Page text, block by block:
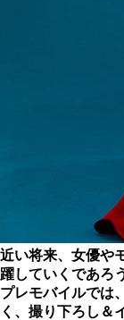
近い将来、女優や
躍していくであろ
プレモバイルでは
く、撮り下ろし＆